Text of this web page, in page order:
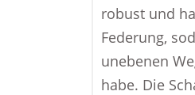
robust und
Federung,
unebenen
habe. Die